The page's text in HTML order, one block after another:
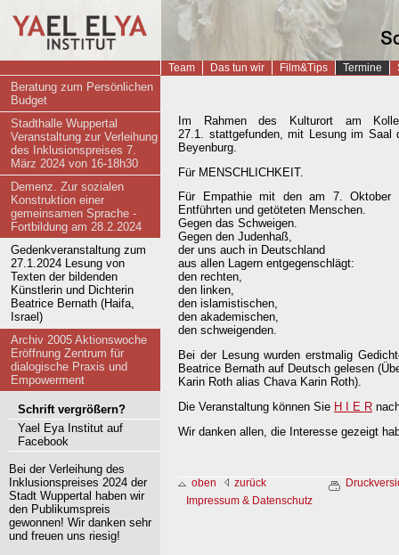
Team Das tun wir Film&Tips Termine
Beratung zum Persönlichen
Budget
Stadthalle Wuppertal
Veranstaltung zur Verleihung
des Inklusionspreises 7.
März 2024 von 16-18h30
Demenz. Zur sozialen
Konstruktion einer
gemeinsamen Sprache -
Fortbildung am 28.2.2024
Gedenkveranstaltung zum
27.1.2024 Lesung von
Texten der bildenden
Künstlerin und Dichterin
Beatrice Bernath (Haifa,
Israel)
Archiv 2005 Aktionswoche
Eröffnung Zentrum für
dialogische Praxis und
Empowerment
Schrift vergrößern?
Yael Eya Institut auf
Facebook
Bei der Verleihung des
Inklusionspreises 2024 der
Stadt Wuppertal haben wir
den Publikumspreis
gewonnen! Wir danken sehr
und freuen uns riesig!
Im Rahmen des Kulturort am
27.1. stattgefunden, mit Lesung im
Beyenburg.
Für MENSCHLICHKEIT.
Für Empathie mit den am 7. Oktober
Entführten und getöteten Menschen.
Gegen das Schweigen.
Gegen den Judenhaß,
der uns auch in Deutschland
aus allen Lagern entgegenschlägt:
den rechten,
den linken,
den islamistischen,
den akademischen,
den schweigenden.
Bei der Lesung wurden erstmalig
Beatrice Bernath auf Deutsch gelesen
Karin Roth alias Chava Karin Roth).
Die Veranstaltung können Sie H I E R
Wir danken allen, die Interesse gezeigt
oben zurück
Impressum & Datenschutz